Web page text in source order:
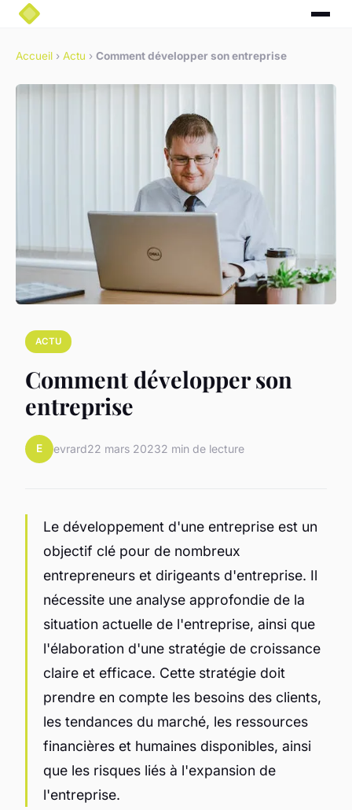
Accueil › Actu › Comment développer son entreprise
ACTU
Comment développer son
entreprise
E evrard22 mars 20232 min de lecture
Le développement d'une entreprise est un
objectif clé pour de nombreux
entrepreneurs et dirigeants d'entreprise. Il
nécessite une analyse approfondie de la
situation actuelle de l'entreprise, ainsi que
l'élaboration d'une stratégie de croissance
claire et efficace. Cette stratégie doit
prendre en compte les besoins des clients,
les tendances du marché, les ressources
financières et humaines disponibles, ainsi
que les risques liés à l'expansion de
l'entreprise.